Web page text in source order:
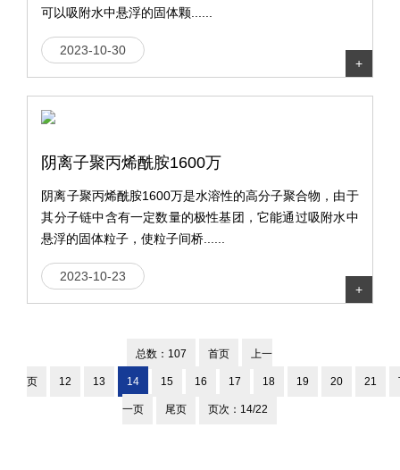
可以吸附水中悬浮的固体颗......
2023-10-30
+
阴离子聚丙烯酰胺1600万
阴离子聚丙烯酰胺1600万是水溶性的高分子聚合物，由于
其分子链中含有一定数量的极性基团，它能通过吸附水中
悬浮的固体粒子，使粒子间桥......
2023-10-23
+
总数：107 首页 上一
页 12 13 14 15 16 17 18 19 20 21
一页 尾页 页次：14/22